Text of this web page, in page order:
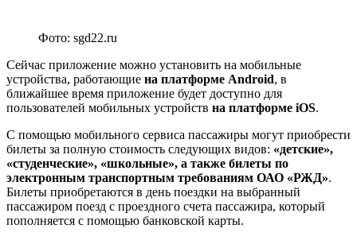
Фото: sgd22.ru
Сейчас приложение можно установить на мобильные
устройства, работающие на платформе Android, в
ближайшее время приложение будет доступно для
пользователей мобильных устройств на платформе iOS.
С помощью мобильного сервиса пассажиры могут приобрести
билеты за полную стоимость следующих видов: «детские»,
«студенческие», «школьные», а также билеты по
электронным транспортным требованиям ОАО «РЖД».
Билеты приобретаются в день поездки на выбранный
пассажиром поезд с проездного счета пассажира, который
пополняется с помощью банковской карты.